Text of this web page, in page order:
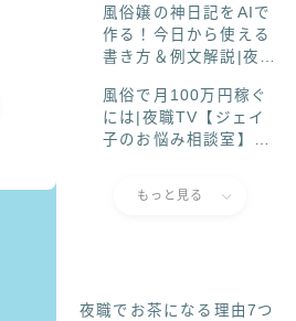
風俗嬢の神日記をAIで
作る！今日から使える
書き方＆例文解説|夜職
相談室】
風俗で月100万円稼ぐ
には|夜職TV【ジェイ
子のお悩み相談室】頑
万円に近づく方法風俗
もっと見る
夜職でお茶になる理由7つ